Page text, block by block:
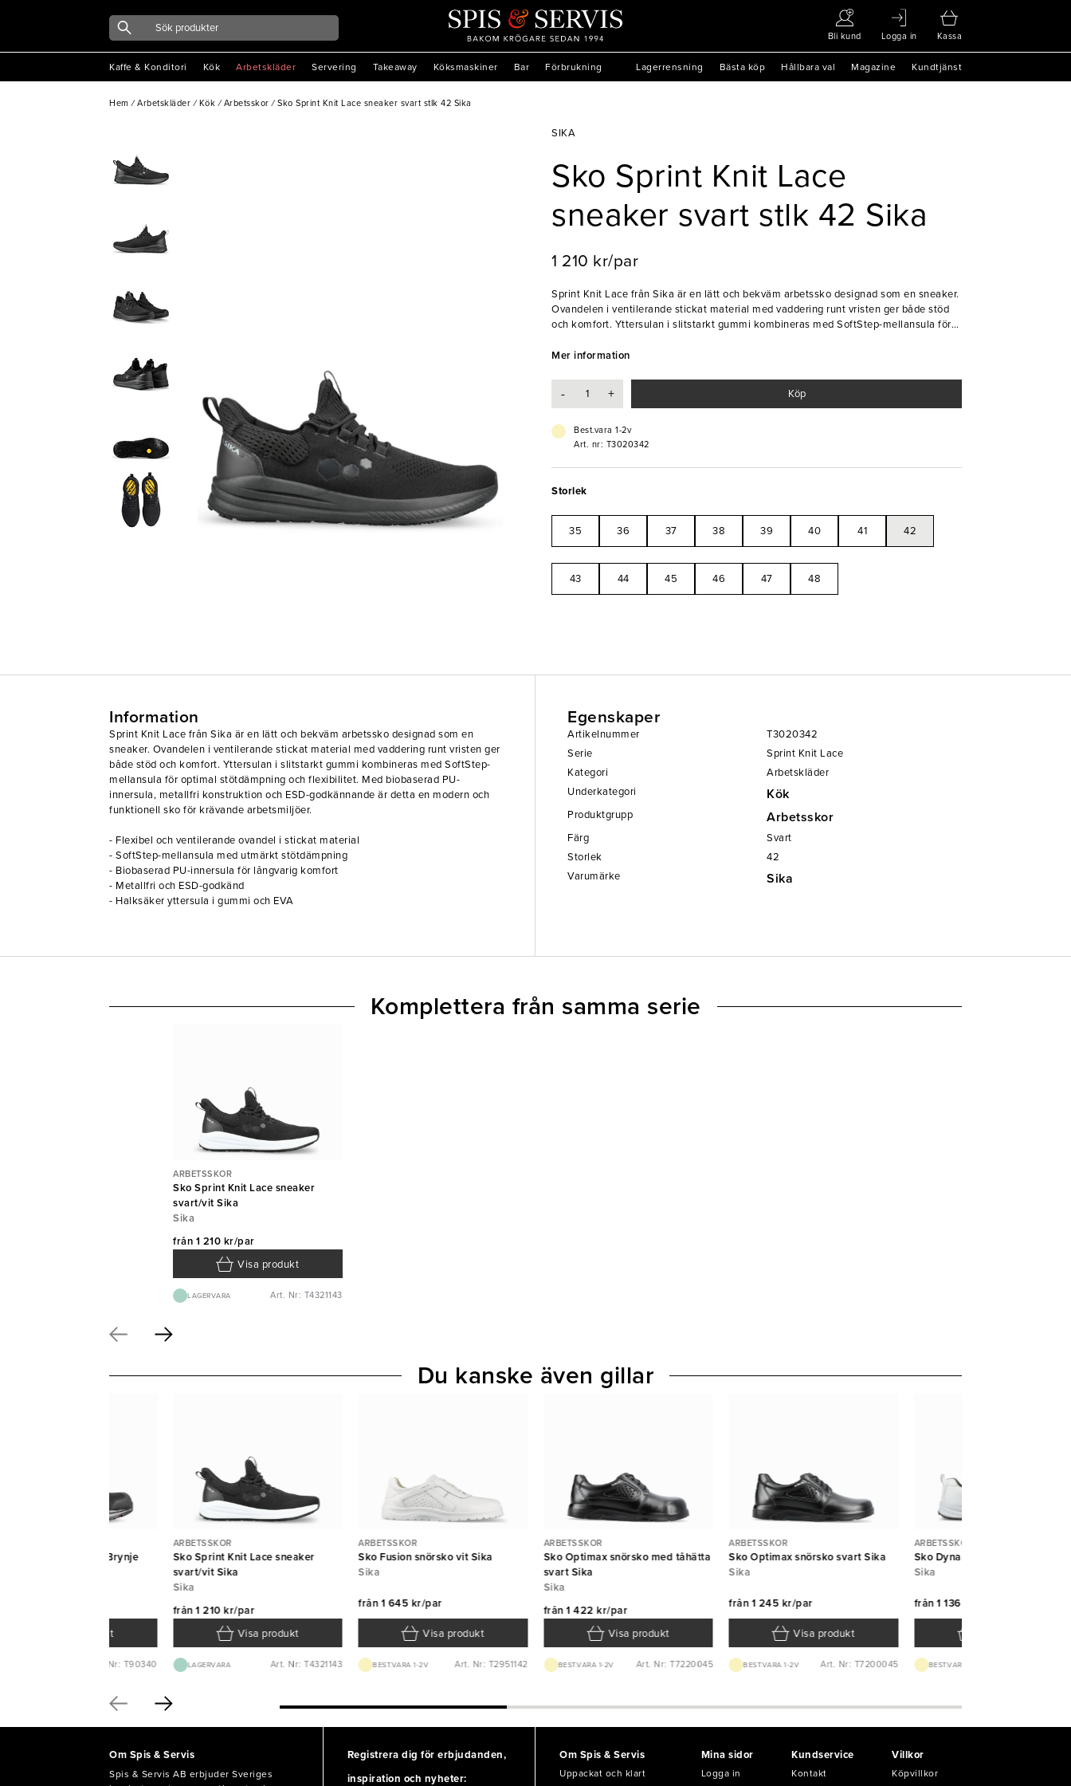
Bli kund Logga in Kassa
Kaffe & Konditori Kök Arbetskläder Servering Takeaway Köksmaskiner Bar Förbrukning Lagerrensning Bästa köp Hållbara val Magazine Kundtjänst
Hem / Arbetskläder / Kök / Arbetsskor / Sko Sprint Knit Lace sneaker svart stlk 42 Sika
SIKA
Sko Sprint Knit Lace
sneaker svart stlk 42 Sika
1 210 kr/par
Sprint Knit Lace från Sika är en lätt och bekväm arbetssko designad som en sneaker.
Ovandelen i ventilerande stickat material med vaddering runt vristen ger både stöd
och komfort. Yttersulan i slitstarkt gummi kombineras med SoftStep-mellansula för
konstruktion och ESD-godkännande är detta en modern och funktionell sko för
- Flexibel och ventilerande ovandel i stickat material
- Biobaserad PU-innersula för långvarig komfort
- Metallfri och ESD-godkänd
Mer information
- + Köp
Best.vara 1-2v
Art. nr: T3020342
Storlek
35 36 37 38 39 40 41 42
43 44 45 46 47 48
Information
Sprint Knit Lace från Sika är en lätt och bekväm arbetssko designad som en
sneaker. Ovandelen i ventilerande stickat material med vaddering runt vristen ger
både stöd och komfort. Yttersulan i slitstarkt gummi kombineras med SoftStep-
mellansula för optimal stötdämpning och flexibilitet. Med biobaserad PU-
innersula, metallfri konstruktion och ESD-godkännande är detta en modern och
funktionell sko för krävande arbetsmiljöer.
- Flexibel och ventilerande ovandel i stickat material
- SoftStep-mellansula med utmärkt stötdämpning
- Biobaserad PU-innersula för långvarig komfort
- Metallfri och ESD-godkänd
- Halksäker yttersula i gummi och EVA
Egenskaper
Artikelnummer
T3020342
Serie
Sprint Knit Lace
Kategori
Arbetskläder
Underkategori
Kök
Produktgrupp Arbetsskor
Färg
Svart
Storlek
42
Varumärke
Sika
ARBETSSKOR
Sko Sprint Knit Lace sneaker
svart/vit Sika
Sika
från 1 210 kr/par
Visa produkt
LAGERVARA Art. Nr: T4321143
Komplettera från samma serie
Phoenix skyddssko Brynje
Visa produkt
Art. Nr: T90340
ARBETSSKOR
Sko Sprint Knit Lace sneaker
svart/vit Sika
Sika
från1 210 kr/par
Visa produkt
LAGERVARA Art. Nr: T4321143
ARBETSSKOR
Sko Fusion snörsko vit Sika
Sika
från1 645 kr/par
Visa produkt
BEST.VARA 1-2V Art. Nr: T2951142
ARBETSSKOR
Sko Optimax snörsko med tåhätta
svart Sika
Sika
från1 422 kr/par
Visa produkt
BEST.VARA 1-2V Art. Nr: T7220045
ARBETSSKOR
Sko Optimax snörsko svart Sika
Sika
från1 245 kr/par
Visa produkt
BEST.VARA 1-2V Art. Nr: T7200045
ARBETSSKOR
Sko Dynamic sneaker vit Sika
Sika
från1 136 kr/par
BEST.VARA 1-2V
Du kanske även gillar
Om Spis & Servis
Spis & Servis AB erbjuder Sveriges
Registrera dig för erbjudanden,
inspiration och nyheter:
Om Spis & Servis
Uppackat och klart
Mina sidor
Logga in
Kundservice
Kontakt
Villkor
Köpvillkor